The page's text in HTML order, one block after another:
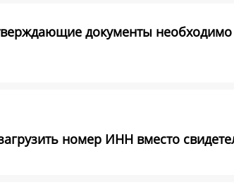
документы
номер ИНН вместо